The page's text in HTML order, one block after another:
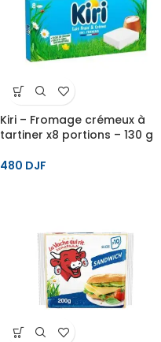
Kiri – Fromage crémeux à
tartiner x8 portions – 130 g
480 DJF